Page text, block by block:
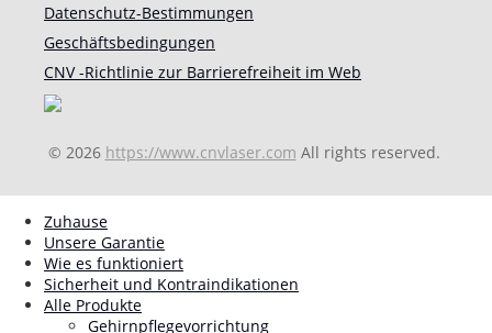
Datenschutz-Bestimmungen
Geschäftsbedingungen
CNV -Richtlinie zur Barrierefreiheit im Web
© 2026 https://www.cnvlaser.com All rights reserved.
Zuhause
Unsere Garantie
Wie es funktioniert
Sicherheit und Kontraindikationen
Alle Produkte
Gehirnpflegevorrichtung